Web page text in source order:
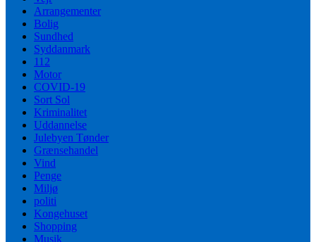
Arrangementer
Bolig
Sundhed
Syddanmark
112
Motor
COVID-19
Sort Sol
Kriminalitet
Uddannelse
Julebyen Tønder
Grænsehandel
Vind
Penge
Miljø
politi
Kongehuset
Shopping
Musik